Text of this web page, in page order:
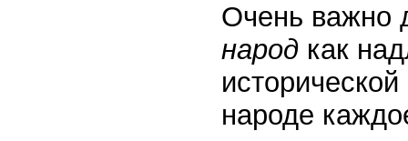
Очень важно
народ как
народе